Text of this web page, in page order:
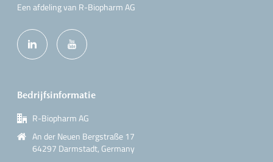
Een afdeling van R-Biopharm AG
Bedrijfsinformatie
R-Biopharm AG
An der Neuen Bergstraße 17
64297 Darmstadt, Germany